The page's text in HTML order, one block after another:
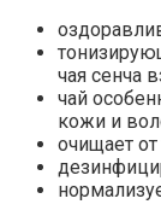
чая сенча
чай
кожи и
очищает